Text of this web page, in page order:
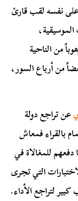
نفسه لقب قارئ
من الناحية
من أرباع السور،
عن تراجع دولة
بالقراء فمعاش
وهذا ما دفعهم للمغالاة في
التي تجرى
لتراجع الأداء.